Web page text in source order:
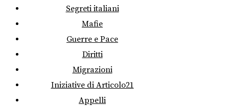
Segreti italiani
Mafie
Guerre e Pace
Diritti
Migrazioni
Iniziative di Articolo21
Appelli